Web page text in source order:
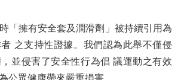
「擁有安全套及潤滑劑」被持續引用為
之支持性證據。我們認為此舉不僅侵
並侵害了安全性行為倡 議運動之有效